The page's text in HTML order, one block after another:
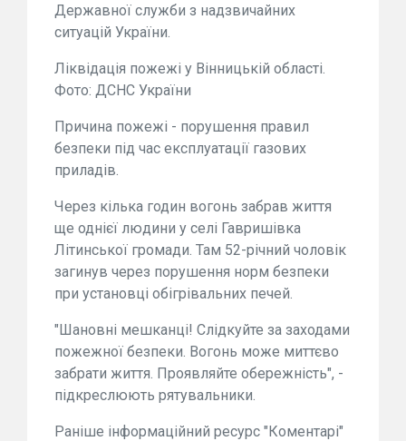
Державної служби з надзвичайних
ситуацій України.
Ліквідація пожежі у Вінницькій області.
Фото: ДСНС України
Причина пожежі - порушення правил
безпеки під час експлуатації газових
приладів.
Через кілька годин вогонь забрав життя
ще однієї людини у селі Гавришівка
Літинської громади. Там 52-річний чоловік
загинув через порушення норм безпеки
при установці обігрівальних печей.
"Шановні мешканці! Слідкуйте за заходами
пожежної безпеки. Вогонь може миттєво
забрати життя. Проявляйте обережність", -
підкреслюють рятувальники.
Раніше інформаційний ресурс "Коментарі"